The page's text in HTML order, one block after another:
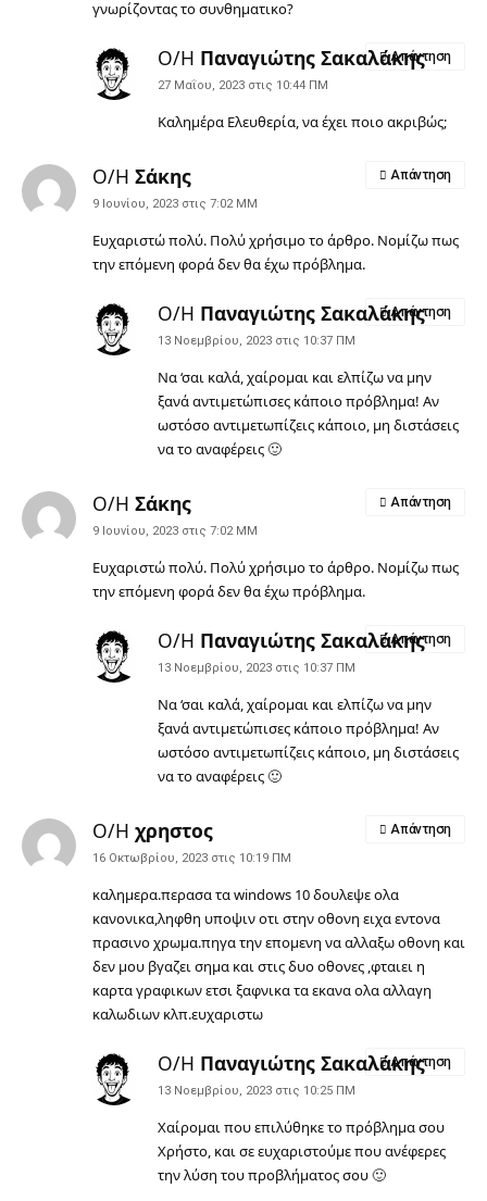
γνωρίζοντας το συνθηματικο?
Ο/Η Παναγιώτης Σακαλάκης
27 Μαΐου, 2023 στις 10:44 ΠΜ
Καλημέρα Ελευθερία, να έχει ποιο ακριβώς;
Απάντηση
Ο/Η Σάκης
9 Ιουνίου, 2023 στις 7:02 ΜΜ
Ευχαριστώ πολύ. Πολύ χρήσιμο το άρθρο. Νομίζω πως
την επόμενη φορά δεν θα έχω πρόβλημα.
Απάντηση
Ο/Η Παναγιώτης Σακαλάκης
13 Νοεμβρίου, 2023 στις 10:37 ΠΜ
Να ‘σαι καλά, χαίρομαι και ελπίζω να μην
ξανά αντιμετώπισες κάποιο πρόβλημα! Αν
ωστόσο αντιμετωπίζεις κάποιο, μη διστάσεις
να το αναφέρεις 🙂
Απάντηση
Ο/Η Σάκης
9 Ιουνίου, 2023 στις 7:02 ΜΜ
Ευχαριστώ πολύ. Πολύ χρήσιμο το άρθρο. Νομίζω πως
την επόμενη φορά δεν θα έχω πρόβλημα.
Απάντηση
Ο/Η Παναγιώτης Σακαλάκης
13 Νοεμβρίου, 2023 στις 10:37 ΠΜ
Να ‘σαι καλά, χαίρομαι και ελπίζω να μην
ξανά αντιμετώπισες κάποιο πρόβλημα! Αν
ωστόσο αντιμετωπίζεις κάποιο, μη διστάσεις
να το αναφέρεις 🙂
Απάντηση
Ο/Η χρηστος
16 Οκτωβρίου, 2023 στις 10:19 ΠΜ
καλημερα.περασα τα windows 10 δουλεψε ολα
κανονικα,ληφθη υποψιν οτι στην οθονη ειχα εντονα
πρασινο χρωμα.πηγα την επομενη να αλλαξω οθονη και
δεν μου βγαζει σημα και στις δυο οθονες ,φταιει η
καρτα γραφικων ετσι ξαφνικα τα εκανα ολα αλλαγη
καλωδιων κλπ.ευχαριστω
Απάντηση
Ο/Η Παναγιώτης Σακαλάκης
13 Νοεμβρίου, 2023 στις 10:25 ΠΜ
Χαίρομαι που επιλύθηκε το πρόβλημα σου
Χρήστο, και σε ευχαριστούμε που ανέφερες
την λύση του προβλήματος σου 🙂
Απάντηση